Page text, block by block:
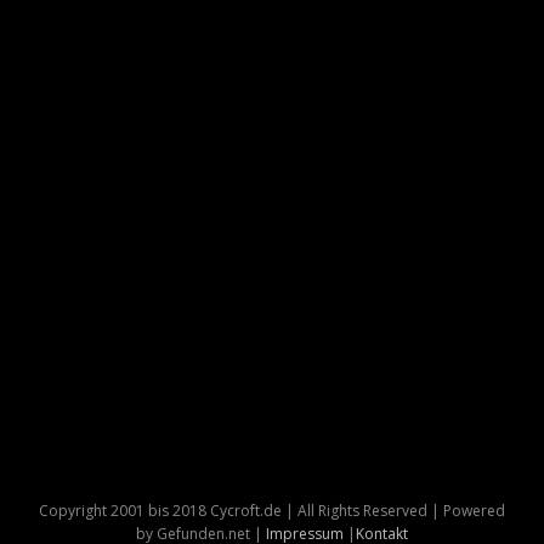
Copyright 2001 bis 2018 Cycroft.de | All Rights Reserved | Powered
by Gefunden.net | Impressum | Kontakt